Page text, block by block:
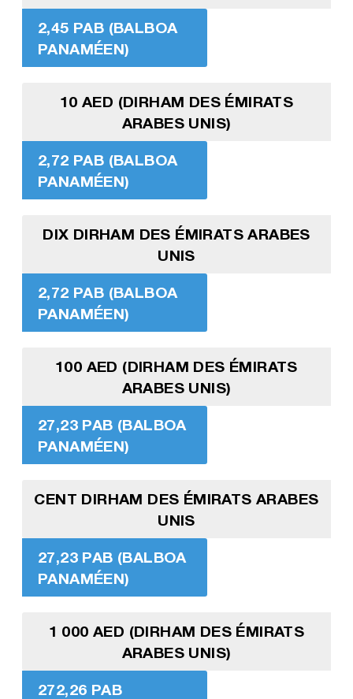
2,45 PAB (BALBOA
PANAMÉEN)
10 AED (DIRHAM DES ÉMIRATS
ARABES UNIS)
2,72 PAB (BALBOA
PANAMÉEN)
DIX DIRHAM DES ÉMIRATS ARABES
UNIS
2,72 PAB (BALBOA
PANAMÉEN)
100 AED (DIRHAM DES ÉMIRATS
ARABES UNIS)
27,23 PAB (BALBOA
PANAMÉEN)
CENT DIRHAM DES ÉMIRATS ARABES
UNIS
27,23 PAB (BALBOA
PANAMÉEN)
1 000 AED (DIRHAM DES ÉMIRATS
ARABES UNIS)
272,26 PAB